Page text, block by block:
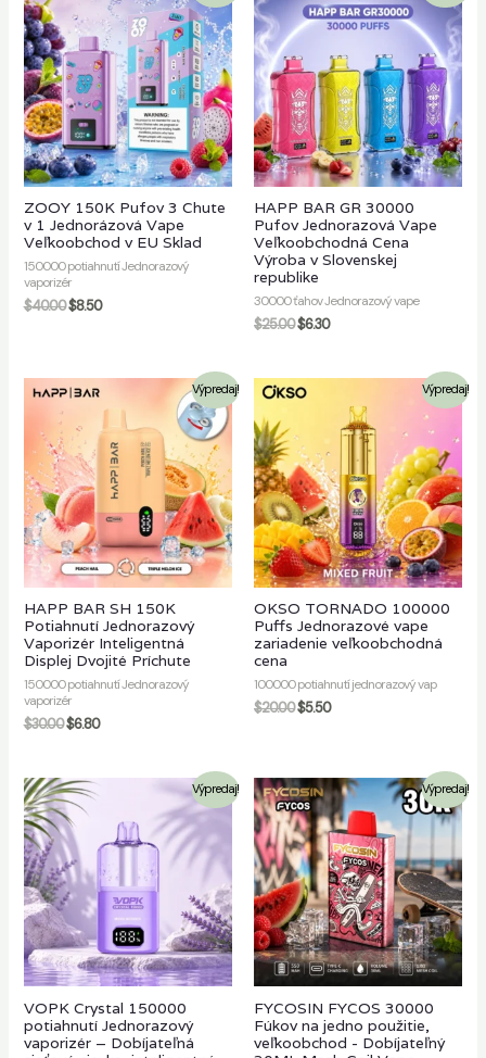
ZOOY 150K Pufov 3 Chute
v 1 Jednorázová Vape
Veľkoobchod v EU Sklad
150000 potiahnutí Jednorazový
vaporizér
$40.00$8.50
HAPP BAR GR 30000
Pufov Jednorazová Vape
Veľkoobchodná Cena
Výroba v Slovenskej
republike
30000 ťahov Jednorazový vape
$25.00$6.30
Výpredaj!
HAPP BAR SH 150K
Potiahnutí Jednorazový
Vaporizér Inteligentná
Displej Dvojité Príchute
150000 potiahnutí Jednorazový
vaporizér
$30.00$6.80
Výpredaj!
OKSO TORNADO 100000
Puffs Jednorazové vape
zariadenie veľkoobchodná
cena
100000 potiahnutí jednorazový vap
$20.00$5.50
Výpredaj!
VOPK Crystal 150000
potiahnutí Jednorazový
vaporizér – Dobíjateľná
Výpredaj!
FYCOSIN FYCOS 30000
Fúkov na jedno použitie,
veľkoobchod - Dobíjateľný